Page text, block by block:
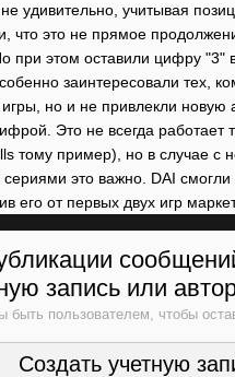
удивительно, учитывая
что это не прямое
при этом оставили цифру "3"
заинтересовали тех,
но и не привлекли новую
Это не всегда работает
тому пример), но в случае с
сериями это важно. DAI смогли
его от первых двух игр
запись или
быть пользователем, чтобы
Создать учетную